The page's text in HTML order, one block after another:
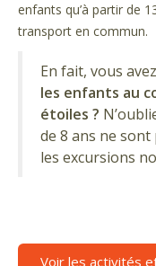
enfants qu’à partir de
transport en commun.
En fait, vous
les enfants au
étoiles ?
de 8 ans ne sont
les excursions
Voir les activités